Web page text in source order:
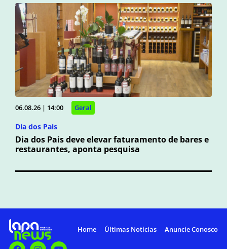
06.08.26 | 14:00 Geral
Dia dos Pais
Dia dos Pais deve elevar faturamento de bares e
restaurantes, aponta pesquisa
Home Últimas Notícias Anuncie Conosco